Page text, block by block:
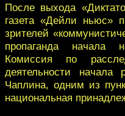
После выхода
газета «Дейли ньюс»
зрителей
пропаганда начала
Комиссия по
деятельности начала
Чаплина, одним из
национальная